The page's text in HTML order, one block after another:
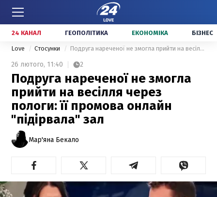
24 КАНАЛ ГЕОПОЛІТИКА ЕКОНОМІКА БІЗНЕС
Love Стосунки Подруга нареченої не змогла прийти на весілля через пологи: її промова онлайн "підірвала" зал
26 лютого, 11:40 2
Подруга нареченої не змогла
прийти на весілля через
пологи: її промова онлайн
"підірвала" зал
Мар'яна Бекало